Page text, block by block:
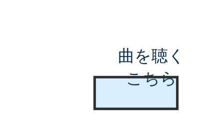
曲を聴く
こちら